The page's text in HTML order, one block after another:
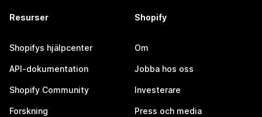
Resurser
Shopifys hjälpcenter
API-dokumentation
Shopify Community
Forskning
Shopify
Om
Jobba hos oss
Investerare
Press och media